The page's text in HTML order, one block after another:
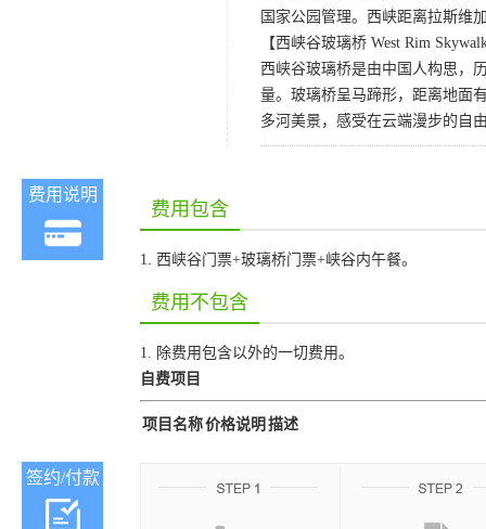
国家公园管理。西峡距离拉斯维
【西峡谷玻璃桥 West Rim
西峡谷玻璃桥是由中国人构思，
量。玻璃桥呈马蹄形，距离地面
多河美景，感受在云端漫步的自
费用说明
费用包含
1. 西峡谷门票+玻璃桥门票+峡谷内午餐。
费用不包含
1. 除费用包含以外的一切费用。
自费项目
项目名称价格说明 描述
签约/付款